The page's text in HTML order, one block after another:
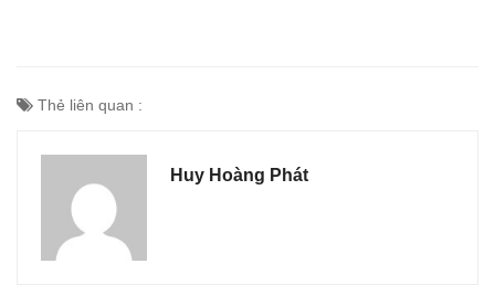
Thẻ liên quan :
Huy Hoàng Phát